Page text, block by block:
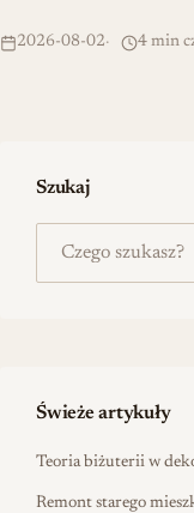
2026-08-02 4 min
Szukaj
Świeże artykuły
Teoria biżuterii w
Remont starego